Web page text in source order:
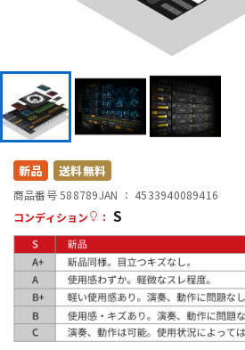
DTM オンライン納品
配信/ライブ機器
中古
新品 送料無料
商品番号 588789JAN ： 4533940089416
コンディション
： S